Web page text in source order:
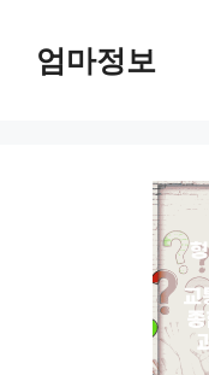
엄마정보